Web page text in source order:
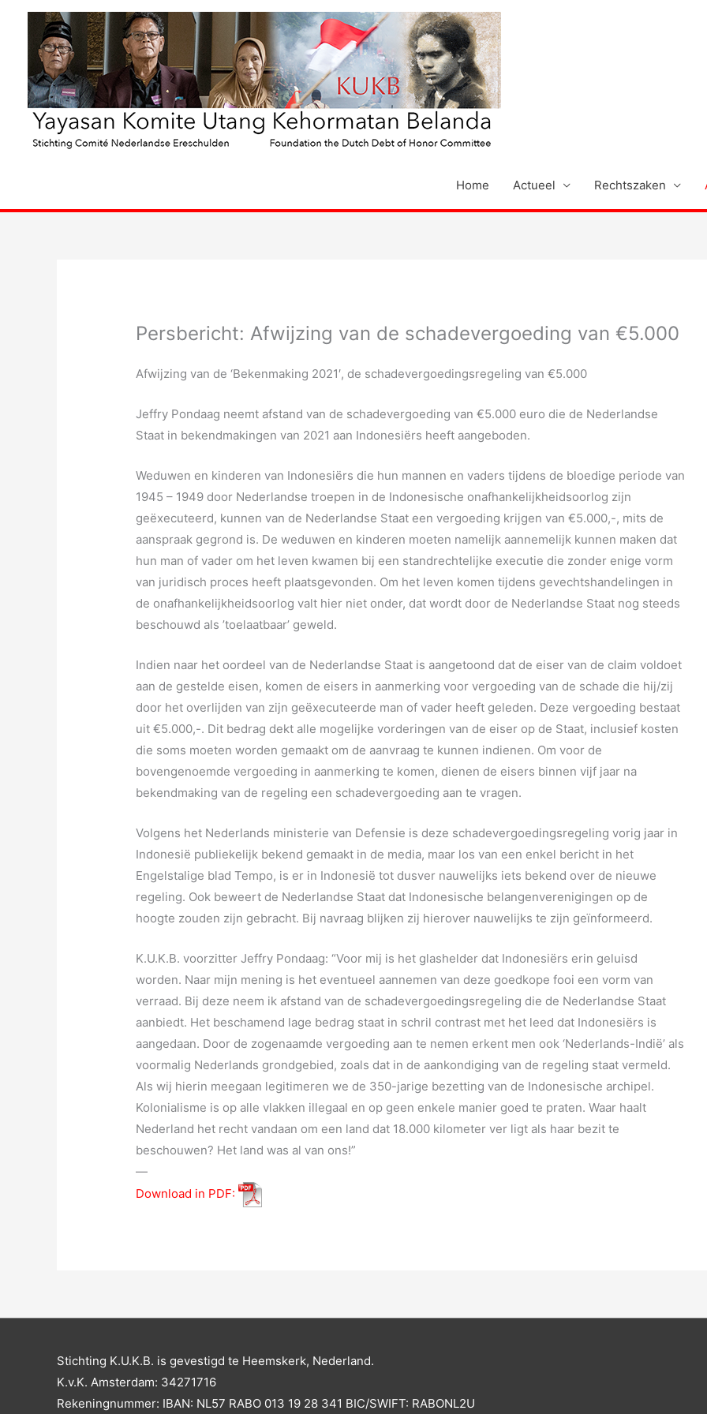
inhoud
Home Actueel Rechtszaken
Persbericht: Afwijzing van de schadevergoeding van €5.000
Afwijzing van de ‘Bekenmaking 2021′, de schadevergoedingsregeling van €5.000
Jeffry Pondaag neemt afstand van de schadevergoeding van €5.000 euro die de Nederlandse
Staat in bekendmakingen van 2021 aan Indonesiërs heeft aangeboden.
Weduwen en kinderen van Indonesiërs die hun mannen en vaders tijdens de bloedige periode van
1945 – 1949 door Nederlandse troepen in de Indonesische onafhankelijkheidsoorlog zijn
geëxecuteerd, kunnen van de Nederlandse Staat een vergoeding krijgen van €5.000,-, mits de
aanspraak gegrond is. De weduwen en kinderen moeten namelijk aannemelijk kunnen maken dat
hun man of vader om het leven kwamen bij een standrechtelijke executie die zonder enige vorm
van juridisch proces heeft plaatsgevonden. Om het leven komen tijdens gevechtshandelingen in
de onafhankelijkheidsoorlog valt hier niet onder, dat wordt door de Nederlandse Staat nog steeds
beschouwd als ’toelaatbaar’ geweld.
Indien naar het oordeel van de Nederlandse Staat is aangetoond dat de eiser van de claim voldoet
aan de gestelde eisen, komen de eisers in aanmerking voor vergoeding van de schade die hij/zij
door het overlijden van zijn geëxecuteerde man of vader heeft geleden. Deze vergoeding bestaat
uit €5.000,-. Dit bedrag dekt alle mogelijke vorderingen van de eiser op de Staat, inclusief kosten
die soms moeten worden gemaakt om de aanvraag te kunnen indienen. Om voor de
bovengenoemde vergoeding in aanmerking te komen, dienen de eisers binnen vijf jaar na
bekendmaking van de regeling een schadevergoeding aan te vragen.
Volgens het Nederlands ministerie van Defensie is deze schadevergoedingsregeling vorig jaar in
Indonesië publiekelijk bekend gemaakt in de media, maar los van een enkel bericht in het
Engelstalige blad Tempo, is er in Indonesië tot dusver nauwelijks iets bekend over de nieuwe
regeling. Ook beweert de Nederlandse Staat dat Indonesische belangenverenigingen op de
hoogte zouden zijn gebracht. Bij navraag blijken zij hierover nauwelijks te zijn geïnformeerd.
K.U.K.B. voorzitter Jeffry Pondaag: “Voor mij is het glashelder dat Indonesiërs erin geluisd
worden. Naar mijn mening is het eventueel aannemen van deze goedkope fooi een vorm van
verraad. Bij deze neem ik afstand van de schadevergoedingsregeling die de Nederlandse Staat
aanbiedt. Het beschamend lage bedrag staat in schril contrast met het leed dat Indonesiërs is
aangedaan. Door de zogenaamde vergoeding aan te nemen erkent men ook ‘Nederlands-Indië’ als
voormalig Nederlands grondgebied, zoals dat in de aankondiging van de regeling staat vermeld.
Als wij hierin meegaan legitimeren we de 350-jarige bezetting van de Indonesische archipel.
Kolonialisme is op alle vlakken illegaal en op geen enkele manier goed te praten. Waar haalt
Nederland het recht vandaan om een land dat 18.000 kilometer ver ligt als haar bezit te
beschouwen? Het land was al van ons!”
—
Download in PDF:
Stichting K.U.K.B. is gevestigd te Heemskerk, Nederland.
K.v.K. Amsterdam: 34271716
Rekeningnummer: IBAN: NL57 RABO 013 19 28 341 BIC/SWIFT: RABONL2U